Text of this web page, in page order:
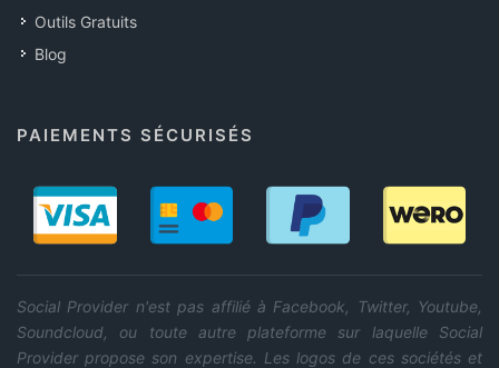
Outils Gratuits
Blog
PAIEMENTS SÉCURISÉS
Social Provider n'est pas affilié à Facebook, Twitter, Youtube,
Soundcloud, ou toute autre plateforme sur laquelle Social
Provider propose son expertise. Les logos de ces sociétés et